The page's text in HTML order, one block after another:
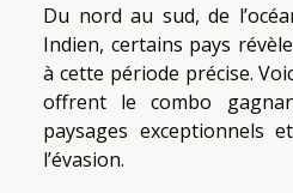
Du nord au sud, de
Indien, certains pays
à cette période précise.
offrent le combo
paysages exceptionnels
l’évasion.